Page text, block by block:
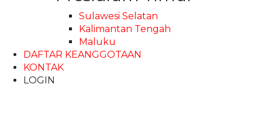
Sulawesi Selatan
Kalimantan Tengah
Maluku
DAFTAR KEANGGOTAAN
KONTAK
LOGIN